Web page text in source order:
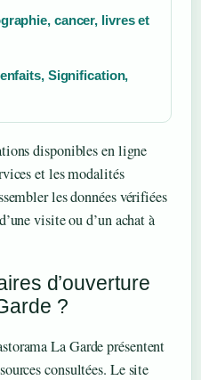
cancer, livres et
Signification,
disponibles en ligne
et les modalités
les données vérifiées
visite ou d’un achat à
d’ouverture
?
La Garde présentent
consultées. Le site